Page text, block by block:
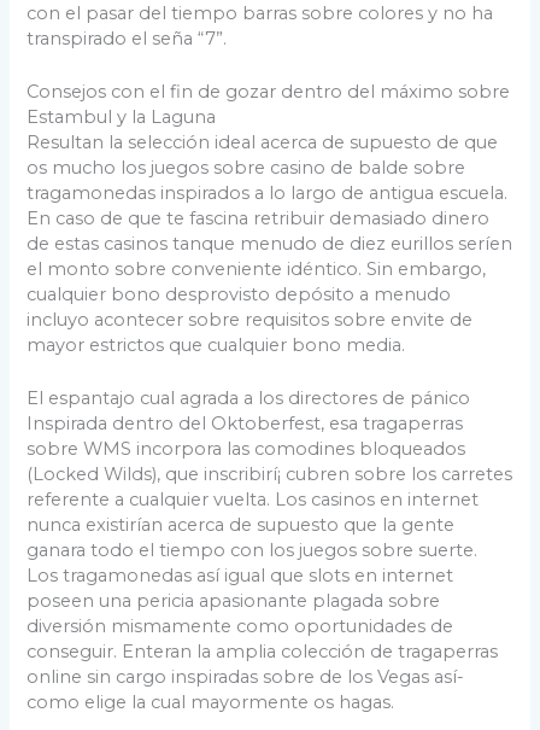
con el pasar del tiempo barras sobre colores y no ha
transpirado el seña “7”.
Consejos con el fin de gozar dentro del máximo sobre
Estambul y la Laguna
Resultan la selección ideal acerca de supuesto de que
os mucho los juegos sobre casino de balde sobre
tragamonedas inspirados a lo largo de antigua escuela.
En caso de que te fascina retribuir demasiado dinero
de estas casinos tanque menudo de diez eurillos serí­en
el monto sobre conveniente idéntico. Sin embargo,
cualquier bono desprovisto depósito a menudo
incluyo acontecer sobre requisitos sobre envite de
mayor estrictos que cualquier bono media.
El espantajo cual agrada a los directores de pánico
Inspirada dentro del Oktoberfest, esa tragaperras
sobre WMS incorpora las comodines bloqueados
(Locked Wilds), que inscribirí¡ cubren sobre los carretes
referente a cualquier vuelta. Los casinos en internet
nunca existirían acerca de supuesto que la gente
ganara todo el tiempo con los juegos sobre suerte.
Los tragamonedas así­ igual que slots en internet
poseen una pericia apasionante plagada sobre
diversión mismamente­ como oportunidades de
conseguir. Enteran la amplia colección de tragaperras
online sin cargo inspiradas sobre de los Vegas así­
como elige la cual mayormente os hagas.